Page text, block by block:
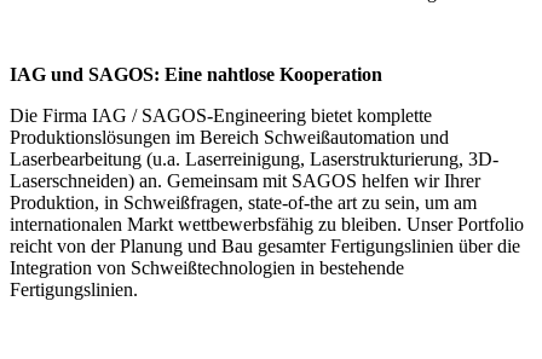
IAG und SAGOS: Eine nahtlose Kooperation
Die Firma IAG / SAGOS-Engineering bietet komplette
Produktionslösungen im Bereich Schweißautomation und
Laserbearbeitung (u.a. Laserreinigung, Laserstrukturierung, 3D-
Laserschneiden) an. Gemeinsam mit SAGOS helfen wir Ihrer
Produktion, in Schweißfragen, state-of-the art zu sein, um am
internationalen Markt wettbewerbsfähig zu bleiben. Unser Portfolio
reicht von der Planung und Bau gesamter Fertigungslinien über die
Integration von Schweißtechnologien in bestehende
Fertigungslinien.